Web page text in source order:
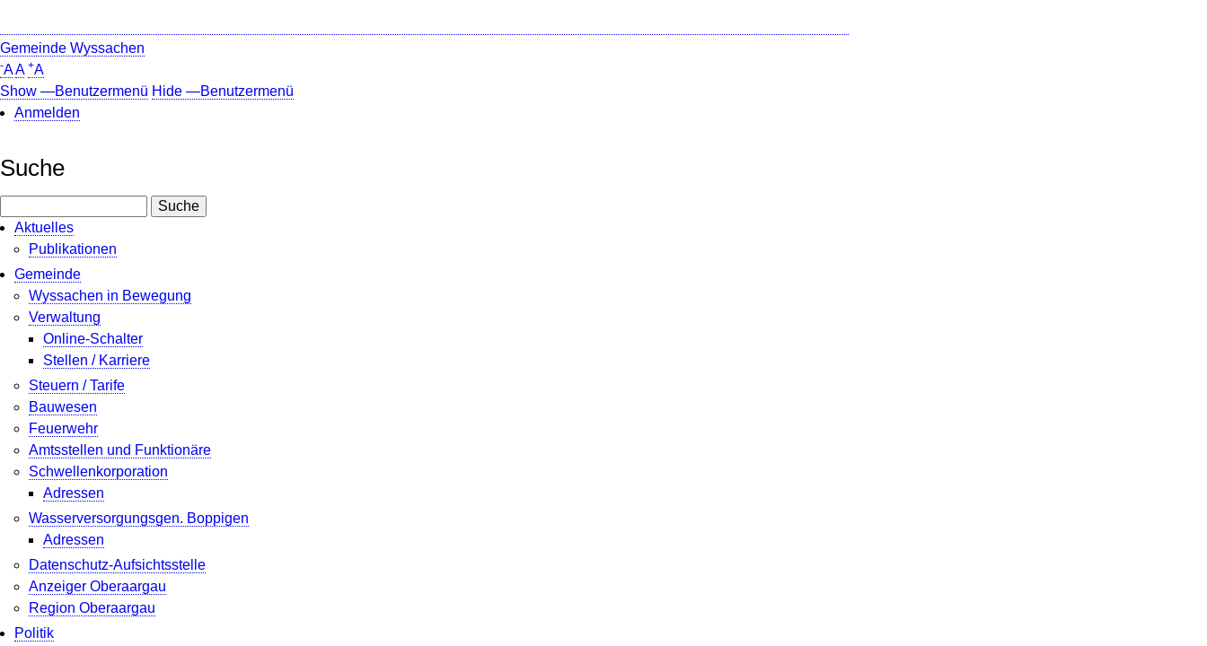
Gemeinde Wyssachen
-AA +A
Benutzermenü
Show —Benutzermenü Hide —Benutzermenü
Anmelden
Suche
Aktuelles
Publikationen
Gemeinde
Wyssachen in Bewegung
Verwaltung
Online-Schalter
Stellen / Karriere
Steuern / Tarife
Bauwesen
Feuerwehr
Amtsstellen und Funktionäre
Schwellenkorporation
Adressen
Wasserversorgungsgen. Boppigen
Adressen
Datenschutz-Aufsichtsstelle
Anzeiger Oberaargau
Region Oberaargau
Politik